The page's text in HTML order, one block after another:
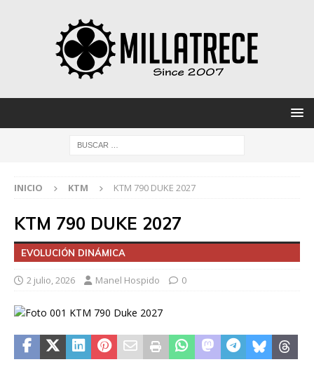
INICIO KTM KTM 790 DUKE 2027
KTM 790 DUKE 2027
EVOLUCIÓN DINÁMICA
2 julio, 2026 Manel Hospido 0